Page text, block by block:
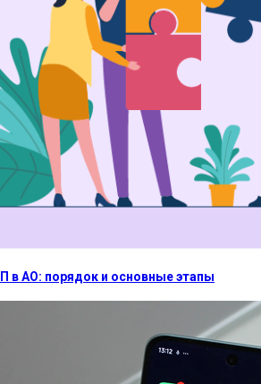
в АО: порядок и основные этапы